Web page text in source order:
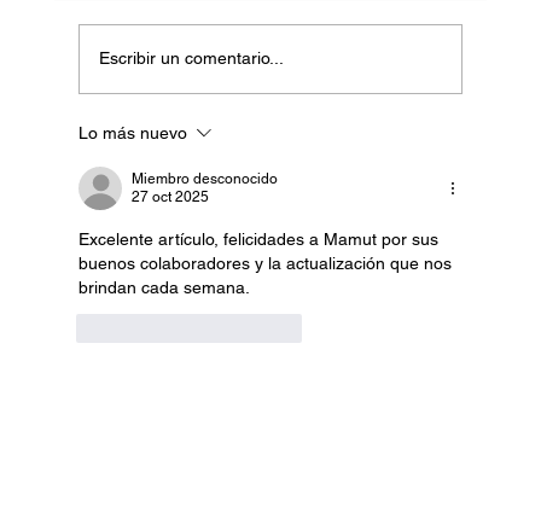
qué NO hacer) cuando los mercados se
vuelven locos
Escribir un comentario...
Lo más nuevo
Miembro desconocido
27 oct 2025
Excelente artículo, felicidades a Mamut por sus
buenos colaboradores y la actualización que nos
brindan cada semana.